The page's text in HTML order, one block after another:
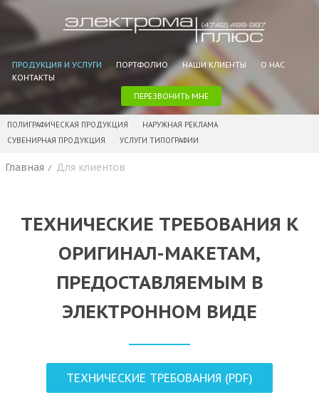
ПРОДУКЦИЯ И УСЛУГИ ПОРТФОЛИО НАШИ КЛИЕНТЫ
О НАС
КОНТАКТЫ
ПЕРЕЗВОНИТЬ МНЕ
ПОЛИГРАФИЧЕСКАЯ ПРОДУКЦИЯ
НАРУЖНАЯ РЕКЛАМА
СУВЕНИРНАЯ ПРОДУКЦИЯ
УСЛУГИ ТИПОГРАФИИ
Главная Для клиентов
ТЕХНИЧЕСКИЕ ТРЕБОВАНИЯ К
ОРИГИНАЛ-МАКЕТАМ,
ПРЕДОСТАВЛЯЕМЫМ В
ЭЛЕКТРОННОМ ВИДЕ
ТЕХНИЧЕСКИЕ ТРЕБОВАНИЯ (PDF)